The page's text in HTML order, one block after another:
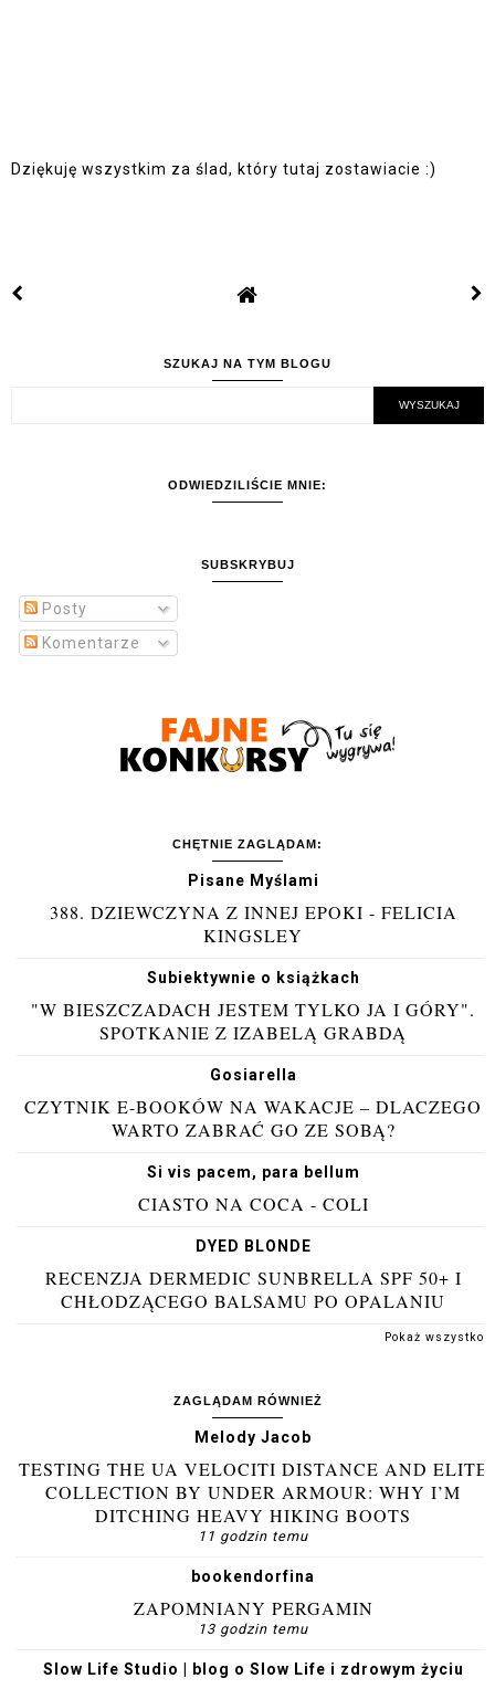
Dziękuję wszystkim za ślad, który tutaj zostawiacie :)
SZUKAJ NA TYM BLOGU
ODWIEDZILIŚCIE MNIE:
SUBSKRYBUJ
Posty
Komentarze
CHĘTNIE ZAGLĄDAM:
Pisane Myślami
388. DZIEWCZYNA Z INNEJ EPOKI - FELICIA
KINGSLEY
Subiektywnie o książkach
"W BIESZCZADACH JESTEM TYLKO JA I GÓRY".
SPOTKANIE Z IZABELĄ GRABDĄ
Gosiarella
CZYTNIK E-BOOKÓW NA WAKACJE – DLACZEGO
WARTO ZABRAĆ GO ZE SOBĄ?
Si vis pacem, para bellum
CIASTO NA COCA - COLI
DYED BLONDE
RECENZJA DERMEDIC SUNBRELLA SPF 50+ I
CHŁODZĄCEGO BALSAMU PO OPALANIU
Pokaż wszystko
ZAGLĄDAM RÓWNIEŻ
Melody Jacob
TESTING THE UA VELOCITI DISTANCE AND ELITE
COLLECTION BY UNDER ARMOUR: WHY I’M
DITCHING HEAVY HIKING BOOTS
11 godzin temu
bookendorfina
ZAPOMNIANY PERGAMIN
13 godzin temu
Slow Life Studio | blog o Slow Life i zdrowym życiu